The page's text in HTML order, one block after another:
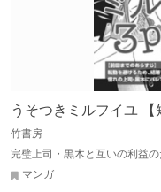
うそつきミルフイユ
竹書房
完璧上司・黒木と互いの利益
マンガ